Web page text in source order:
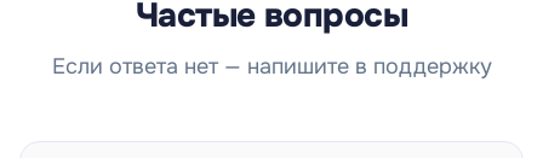
Частые вопросы
Если ответа нет — напишите в поддержку